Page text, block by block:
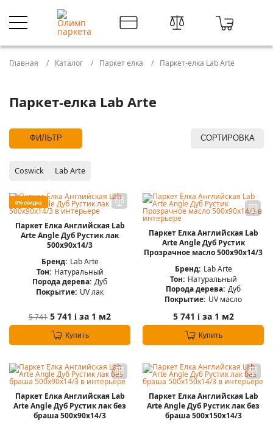
Главная Каталог Паркет елка Паркет-елка Lab Arte
Паркет-елка Lab Arte
ФИЛЬТР СОРТИРОВКА
Coswick Lab Arte
0% скидка
Паркет Елка Английская Lab
Arte Angle Дуб Рустик лак
500х90х14/3
Бренд: Lab Arte
Тон: Натуральный
Порода дерева: Дуб
Покрытие: UV лак
5 741 5 741 i за 1 м2
Купить
Паркет Елка Английская Lab
Arte Angle Дуб Рустик
Прозрачное масло 500х90х14/3
Бренд: Lab Arte
Тон: Натуральный
Порода дерева: Дуб
Покрытие: UV масло
5 741 iза 1 м2
Купить
Паркет Елка Английская Lab
Arte Angle Дуб Рустик лак без
браша 500х90х14/3
Паркет Елка Английская Lab
Arte Angle Дуб Рустик лак без
браша 500х150х14/3